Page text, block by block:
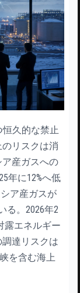
久的な禁止
リスクは消
産ガスへの
年に12%へ低
ア産ガスが
る。2026年2
露エネルギー
達リスクは
を含む海上